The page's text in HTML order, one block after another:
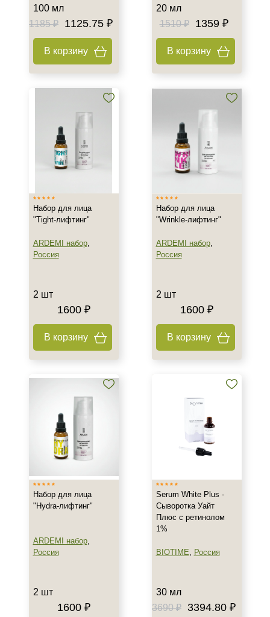
Область применения
Веки
Декольте
Лицо
Показать еще
Ингредиенты
EGF
Аллантоин
Время применения
Ежедневный
Форма выпуска
100 мл
1185 ₽
1125.75 ₽
В корзину
20 мл
1510 ₽
1359 ₽
В корзину
Набор для лица
"Tight-лифтинг"
ARDEMI набор,
Россия
2 шт
1600 ₽
В корзину
Набор для лица
"Wrinkle-лифтинг"
ARDEMI набор,
Россия
2 шт
1600 ₽
В корзину
Набор для лица
"Hydra-лифтинг"
ARDEMI набор,
Россия
2 шт
1600 ₽
Serum White Plus -
Сыворотка Уайт
Плюс с ретинолом
1%
BIOTIME, Россия
30 мл
3690 ₽
3394.80 ₽